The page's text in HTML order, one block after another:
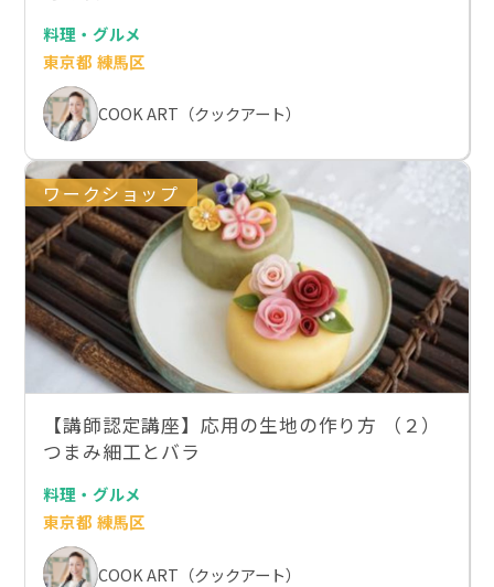
料理・グルメ
東京都 練馬区
COOK ART（クックアート）
ワークショップ
【講師認定講座】応用の生地の作り方 （２）
つまみ細工とバラ
料理・グルメ
東京都 練馬区
COOK ART（クックアート）